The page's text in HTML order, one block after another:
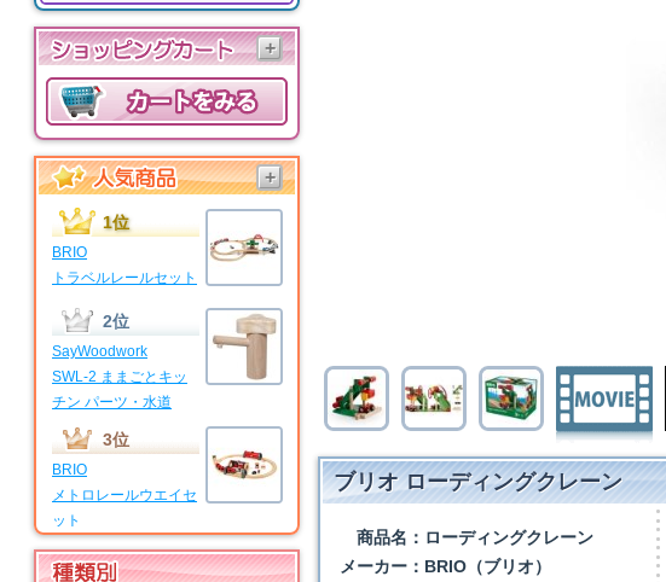
+
+
1位
BRIO
トラベルレールセット
2位
SayWoodwork
SWL-2 ままごとキッ
チン パーツ・水道
3位
BRIO
メトロレールウエイセ
ット
4位
ブリオ ローディングクレーン
商品名： ローディングクレーン
メーカー： BRIO（ブリオ）